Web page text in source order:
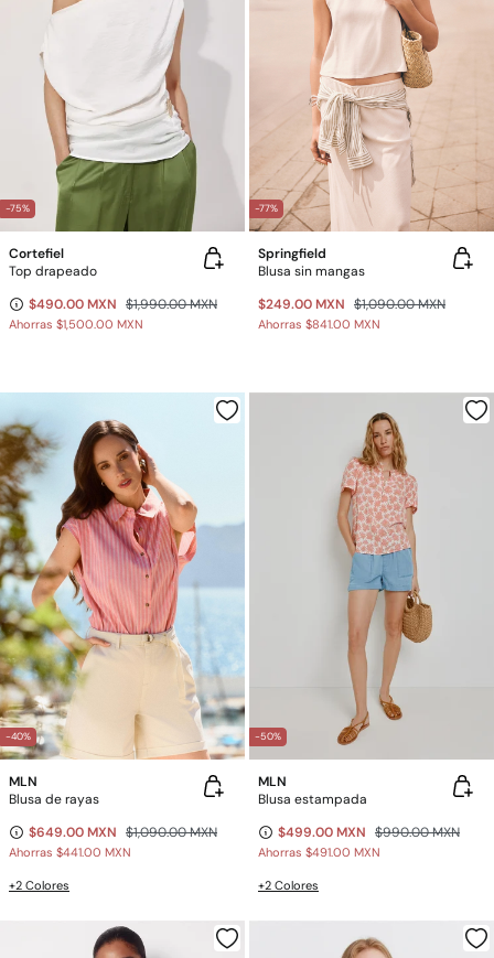
-75%
Cortefiel
Top drapeado
$490.00 MXN $1,990.00 MXN
Ahorras $1,500.00 MXN
-77%
Springfield
Blusa sin mangas
$249.00 MXN $1,090.00 MXN
Ahorras $841.00 MXN
-40%
MLN
Blusa de rayas
$649.00 MXN $1,090.00 MXN
Ahorras $441.00 MXN
+2 Colores
-50%
MLN
Blusa estampada
$499.00 MXN $990.00 MXN
Ahorras $491.00 MXN
+2 Colores